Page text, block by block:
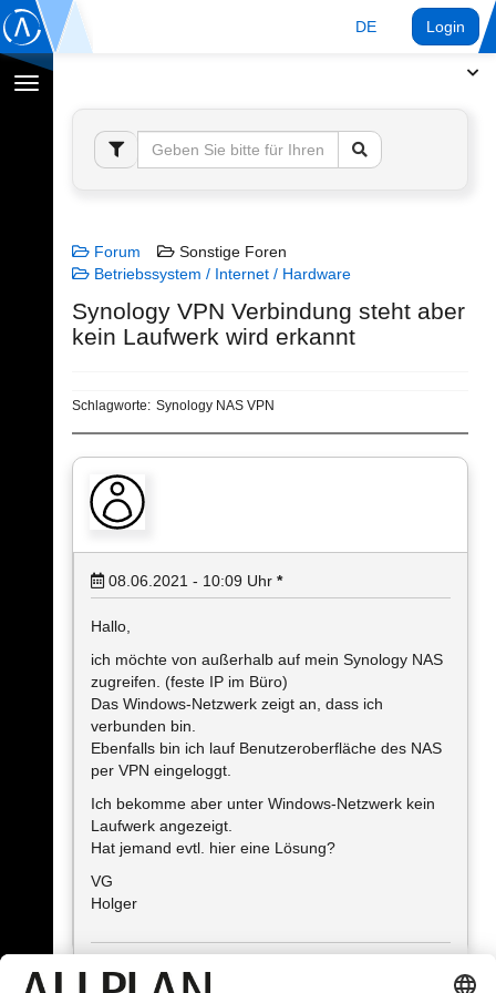
DE Login
Navigation
umschalten
Forum
Sonstige Foren
Betriebssystem / Internet / Hardware
Synology VPN Verbindung steht aber
kein Laufwerk wird erkannt
Schlagworte: Synology NAS VPN
08.06.2021 - 10:09 Uhr *
Hallo,
ich möchte von außerhalb auf mein Synology NAS
zugreifen. (feste IP im Büro)
Das Windows-Netzwerk zeigt an, dass ich
verbunden bin.
Ebenfalls bin ich lauf Benutzeroberfläche des NAS
per VPN eingeloggt.
Ich bekomme aber unter Windows-Netzwerk kein
Laufwerk angezeigt.
Hat jemand evtl. hier eine Lösung?
VG
Holger